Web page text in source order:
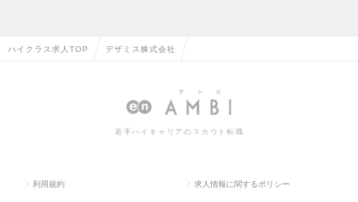
ハイクラス求人TOP デザミス株式会社
若手ハイキャリアのスカウト転職
利用規約 求人情報に関するポリシー